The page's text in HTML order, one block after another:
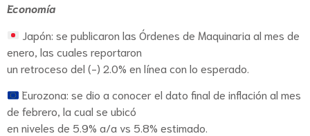
Economía
Japón: se publicaron las Órdenes de Maquinaria al mes de
enero, las cuales reportaron
un retroceso del (-) 2.0% en línea con lo esperado.
Eurozona: se dio a conocer el dato final de inflación al mes
de febrero, la cual se ubicó
en niveles de 5.9% a/a vs 5.8% estimado.